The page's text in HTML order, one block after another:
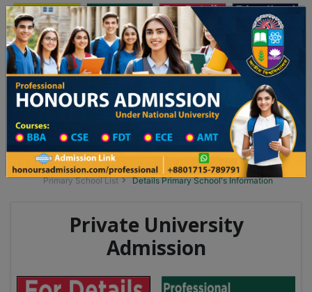
Toggle navigation অনার্স ভর্তি প্রফেশনাল অনার্স
Updates
২৬ শিক্ষাবর্ষের ১ম বর্ষের ভর্তি আবেদন বিজ্ঞপ্তি ঢাকা বিশ্ববিদ্যালয় ২০২৫-২৬ শিক্ষাবর্ষে
Division List
Primary School District Wise
Primary School in মোহাম্মদপুর
Primary School List
Details Primary School's Information
Private University
Admission